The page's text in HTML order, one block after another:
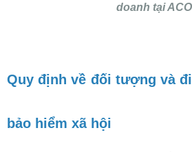
doanh tại ACO
Quy định về đối tượng và
bảo hiểm xã hội